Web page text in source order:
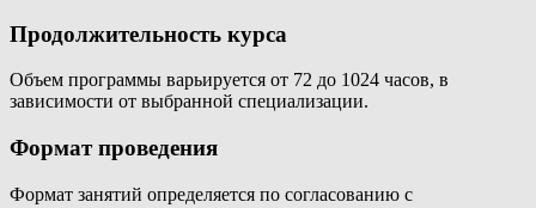
Продолжительность курса
Объем программы варьируется от 72 до 1024 часов, в
зависимости от выбранной специализации.
Формат проведения
Формат занятий определяется по согласованию с